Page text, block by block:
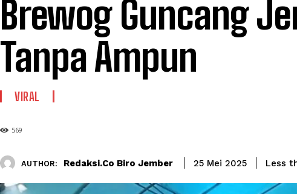
Brewog Guncang
Tanpa Ampun
VIRAL
569
AUTHOR: Redaksi.co Biro Jember 25 Mei 2025 Less